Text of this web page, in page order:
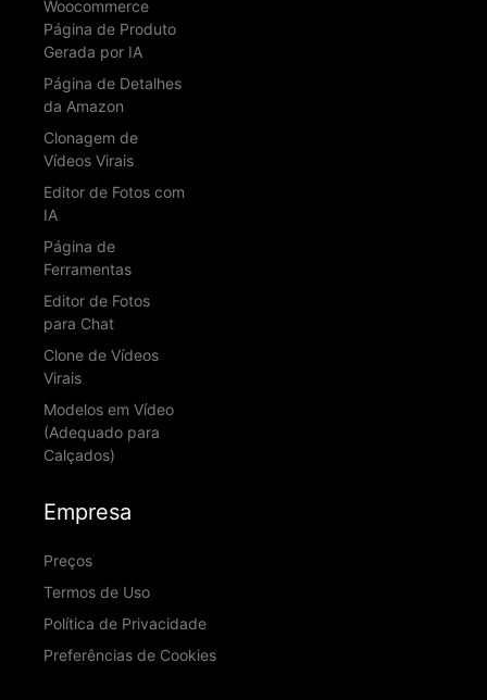
Woocommerce
Página de Produto
Gerada por IA
Página de Detalhes
da Amazon
Clonagem de
Vídeos Virais
Editor de Fotos com
IA
Página de
Ferramentas
Editor de Fotos
para Chat
Clone de Vídeos
Virais
Modelos em Vídeo
(Adequado para
Calçados)
Empresa
Preços
Termos de Uso
Política de Privacidade
Preferências de Cookies